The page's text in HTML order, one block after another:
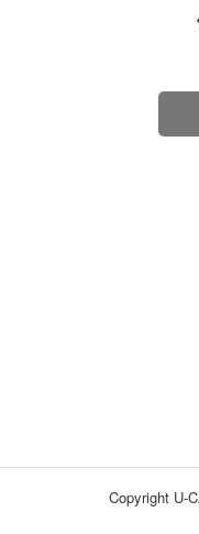
Copyright U-